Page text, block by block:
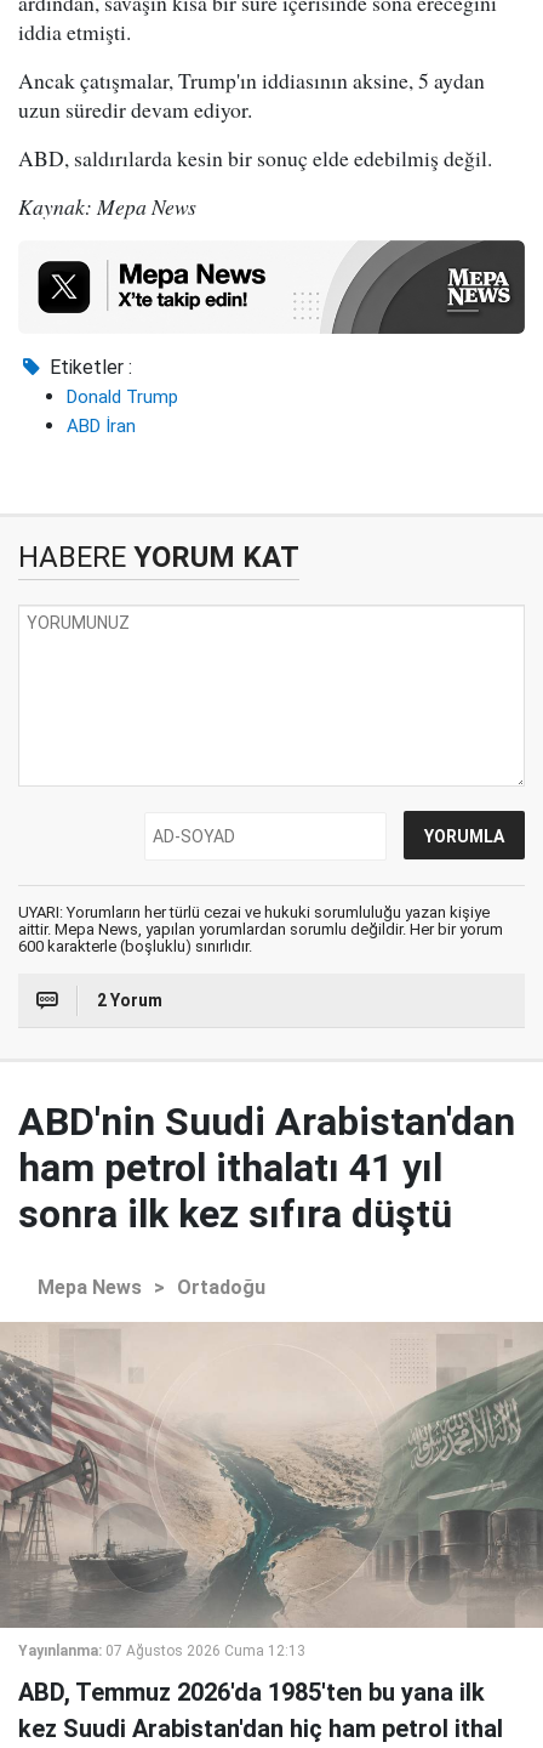
iddia etmişti.
Ancak çatışmalar, Trump'ın iddiasının aksine, 5 aydan
uzun süredir devam ediyor.
ABD, saldırılarda kesin bir sonuç elde edebilmiş değil.
Kaynak: Mepa News
Etiketler :
Donald Trump
ABD İran
HABERE YORUM KAT
UYARI: Yorumların her türlü cezai ve hukuki sorumluluğu yazan kişiye
aittir. Mepa News, yapılan yorumlardan sorumlu değildir. Her bir yorum
600 karakterle (boşluklu) sınırlıdır.
2 Yorum
ABD'nin Suudi Arabistan'dan
ham petrol ithalatı 41 yıl
sonra ilk kez sıfıra düştü
Mepa News > Ortadoğu
Yayınlanma: 07 Ağustos 2026 Cuma 12:13
ABD, Temmuz 2026'da 1985'ten bu yana ilk
kez Suudi Arabistan'dan hiç ham petrol ithal